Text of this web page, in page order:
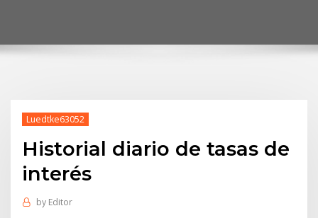
Luedtke63052
Historial diario de tasas de
interés
by Editor